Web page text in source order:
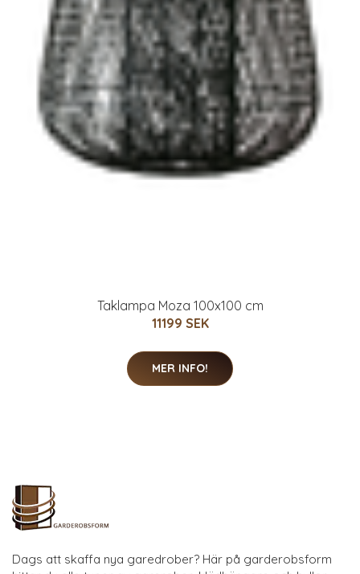
Taklampa Moza 100x100 cm
11199 SEK
MER INFO!
Dags att skaffa nya garedrober? Här på garderobsform